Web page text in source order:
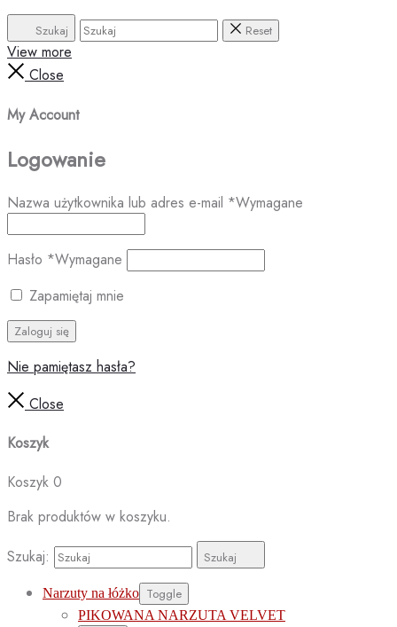
Szukaj Reset
View more
Close
My Account
Logowanie
Nazwa użytkownika lub adres e-mail *Wymagane
Hasło *Wymagane
Zapamiętaj mnie
Zaloguj się
Nie pamiętasz hasła?
Close
Koszyk
Koszyk 0
Brak produktów w koszyku.
Szukaj:
Szukaj
Narzuty na łóżko Toggle
PIKOWANA NARZUTA VELVET